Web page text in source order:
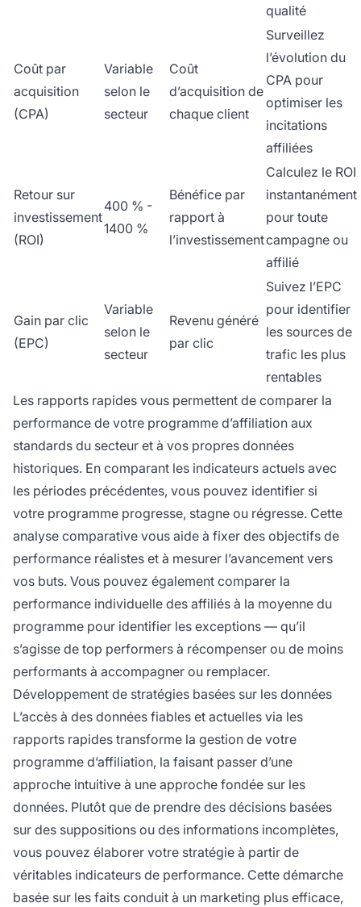
qualité
Coût par
acquisition
(CPA)
Variable
selon le
secteur
Coût
d’acquisition de
chaque client
Surveillez
l’évolution du
CPA pour
optimiser les
incitations
affiliées
Retour sur
investissement
(ROI)
400 % -
1400 %
Bénéfice par
rapport à
l’investissement
Calculez le ROI
instantanément
pour toute
campagne ou
affilié
Gain par clic
(EPC)
Variable
selon le
secteur
Revenu généré
par clic
Suivez l’EPC
pour identifier
les sources de
trafic les plus
rentables
Les rapports rapides vous permettent de comparer la
performance de votre programme d’affiliation aux
standards du secteur et à vos propres données
historiques. En comparant les indicateurs actuels avec
les périodes précédentes, vous pouvez identifier si
votre programme progresse, stagne ou régresse. Cette
analyse comparative vous aide à fixer des objectifs de
performance réalistes et à mesurer l’avancement vers
vos buts. Vous pouvez également comparer la
performance individuelle des affiliés à la moyenne du
programme pour identifier les exceptions — qu’il
s’agisse de top performers à récompenser ou de moins
performants à accompagner ou remplacer.
Développement de stratégies basées sur les données
L’accès à des données fiables et actuelles via les
rapports rapides transforme la gestion de votre
programme d’affiliation, la faisant passer d’une
approche intuitive à une approche fondée sur les
données. Plutôt que de prendre des décisions basées
sur des suppositions ou des informations incomplètes,
vous pouvez élaborer votre stratégie à partir de
véritables indicateurs de performance. Cette démarche
basée sur les faits conduit à un marketing plus efficace,